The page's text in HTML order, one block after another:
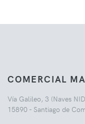
COMERCIAL
Vía Galileo, 3 (Naves
15890 - Santiago de